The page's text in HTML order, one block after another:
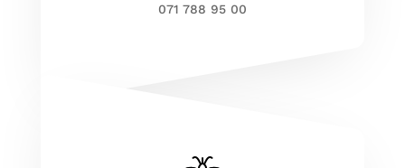
071 788 95 00